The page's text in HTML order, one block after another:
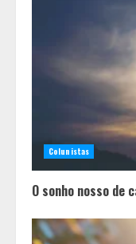
Colunistas
O sonho nosso de